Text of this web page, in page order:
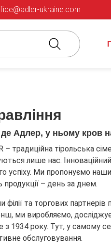
ukraine.com
Адлер, у ньому кров
– традиційна тірольська
лише нас.
успіху. Ми пропонуємо
продукції – день за днем.
філії та торгових
ми виробляємо,
з 1934 року. Тут, у самому
обслуговування.